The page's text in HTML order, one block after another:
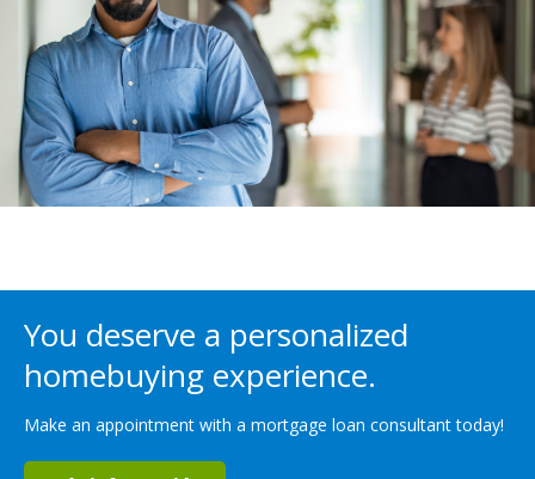
You deserve a personalized
homebuying experience.
Make an appointment with a mortgage loan consultant today!